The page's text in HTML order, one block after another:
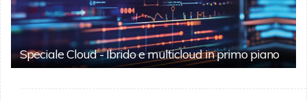
Speciale Cloud - Ibrido e multicloud in primo piano